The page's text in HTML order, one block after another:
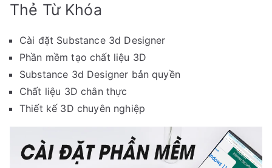
Thẻ Từ Khóa
Cài đặt Substance 3d Designer
Phần mềm tạo chất liệu 3D
Substance 3d Designer bản quyền
Chất liệu 3D chân thực
Thiết kế 3D chuyên nghiệp